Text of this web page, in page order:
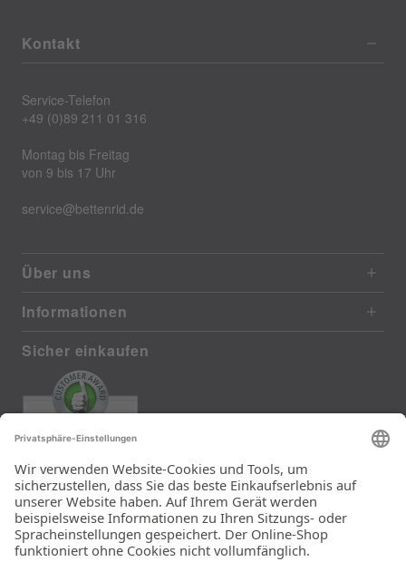
Kontakt
Service-Telefon
+49 (0)89 211 01 316
Montag bis Freitag
von 9 bis 17 Uhr
service@bettenrid.de
Über uns
Informationen
Sicher einkaufen
385 reviews from real customers
(last 12 months)
Total: 11283
Die Auswahl und die
Einfachheit der
Bestellung.